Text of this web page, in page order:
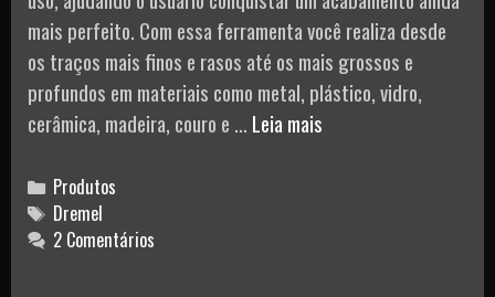
mais perfeito. Com essa ferramenta você realiza desde
os traços mais finos e rasos até os mais grossos e
profundos em materiais como metal, plástico, vidro,
cerâmica, madeira, couro e … Leia mais
Categories
Produtos
Tags
Dremel
2 Comentários